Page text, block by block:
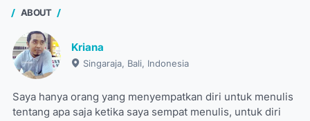
ABOUT
Kriana
Singaraja, Bali, Indonesia
Saya hanya orang yang menyempatkan diri untuk menulis
tentang apa saja ketika saya sempat menulis, untuk diri